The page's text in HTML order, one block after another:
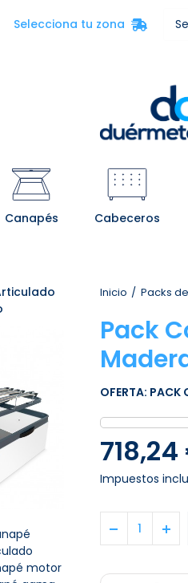
Selecciona tu zona
Canapés Cabeceros
motor
Inicio Packs
Pack
OFERTA: PACK
Impuestos